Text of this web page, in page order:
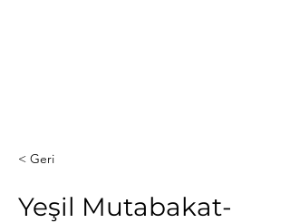
< Geri
Yeşil Mutabakat-